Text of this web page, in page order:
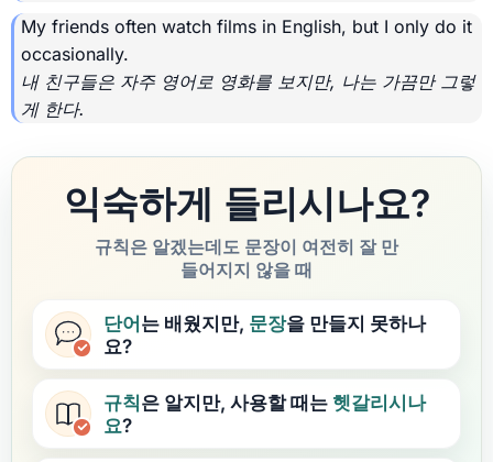
My friends often watch films in English, but I only do it
occasionally.
내 친구들은 자주 영어로 영화를 보지만, 나는 가끔만 그렇
게 한다.
익숙하게 들리시나요?
규칙은 알겠는데도 문장이 여전히 잘 만
들어지지 않을 때
단어는 배웠지만, 문장을 만들지 못하나
요?
규칙은 알지만, 사용할 때는 헷갈리시나
요?